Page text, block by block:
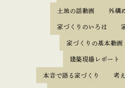
土地の話動画 外構
家づくりのいろは
家づくりの基本動画
建築現場レポート
本音で語る家づくり 考